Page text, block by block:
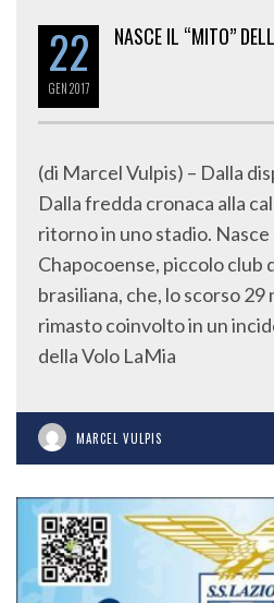
22
GEN2017
NASCE IL “MITO”
(di Marcel Vulpis) – Dalla
Dalla fredda cronaca alla
ritorno in uno stadio. Nasce
Chapocoense, piccolo club
brasiliana, che, lo scorso
rimasto coinvolto in un
della Volo LaMia
MARCEL VULPIS